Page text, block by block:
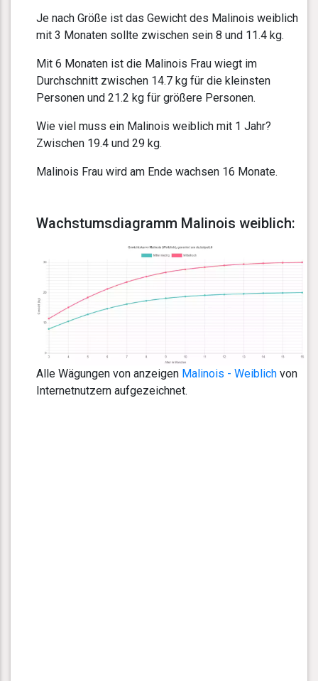
Je nach Größe ist das Gewicht des Malinois weiblich
mit 3 Monaten sollte zwischen sein 8 und 11.4 kg.
Mit 6 Monaten ist die Malinois Frau wiegt im
Durchschnitt zwischen 14.7 kg für die kleinsten
Personen und 21.2 kg für größere Personen.
Wie viel muss ein Malinois weiblich mit 1 Jahr?
Zwischen 19.4 und 29 kg.
Malinois Frau wird am Ende wachsen 16 Monate.
Wachstumsdiagramm Malinois weiblich:
Alle Wägungen von anzeigen Malinois - Weiblich von
Internetnutzern aufgezeichnet.